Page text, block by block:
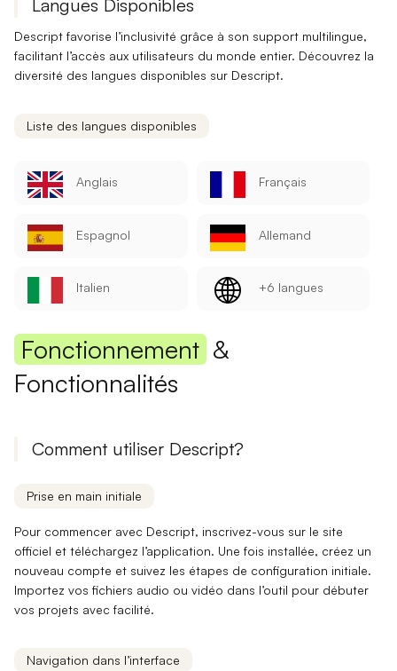
Langues Disponibles
Descript favorise l’inclusivité grâce à son support multilingue,
facilitant l’accès aux utilisateurs du monde entier. Découvrez la
diversité des langues disponibles sur Descript.
Liste des langues disponibles
Anglais Français
Espagnol Allemand
Italien +6 langues
Fonctionnement &
Fonctionnalités
Comment utiliser Descript?
Prise en main initiale
Pour commencer avec Descript, inscrivez-vous sur le site
officiel et téléchargez l’application. Une fois installée, créez un
nouveau compte et suivez les étapes de configuration initiale.
Importez vos fichiers audio ou vidéo dans l’outil pour débuter
vos projets avec facilité.
Navigation dans l’interface